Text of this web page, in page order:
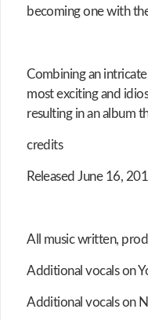
becoming one with
Combining an
most exciting and
resulting in an album
credits
Released June 16,
All music written,
Additional vocals on
Additional vocals on